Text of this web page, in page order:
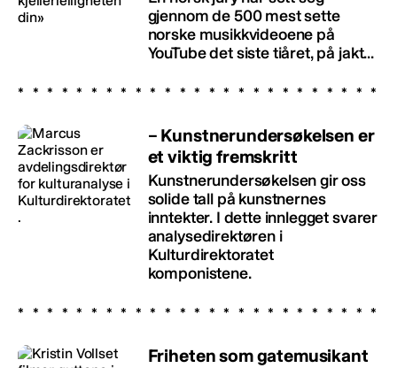
gjennom de 500 mest sette
norske musikkvideoene på
YouTube det siste tiåret, på jakt...
– Kunstnerundersøkelsen er
et viktig fremskritt
Kunstnerundersøkelsen gir oss
solide tall på kunstnernes
inntekter. I dette innlegget svarer
analysedirektøren i
Kulturdirektoratet
komponistene.
Friheten som gatemusikant